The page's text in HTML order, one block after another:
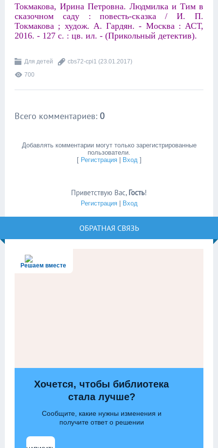
Токмакова, Ирина Петровна. Людмилка и Тим в
сказочном саду : повесть-сказка / И. П.
Токмакова ; худож. А. Гардян. - Москва : АСТ,
2016. - 127 с. : цв. ил. - (Прикольный детектив).
Для детей cbs72-cpi1 (23.01.2017)
700
Всего комментариев: 0
Добавлять комментарии могут только зарегистрированные
пользователи.
[ Регистрация| Вход]
Приветствую Вас, Гость!
Регистрация| Вход
ОБРАТНАЯ СВЯЗЬ
Решаем вместе
Хочется, чтобы библиотека
стала лучше?
Сообщите, какие нужны изменения и
получите ответ о решении